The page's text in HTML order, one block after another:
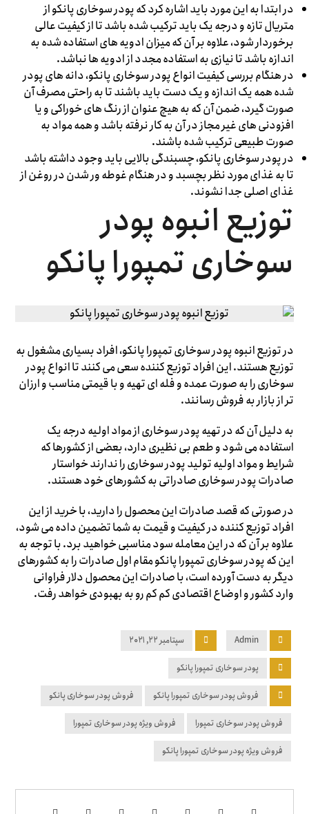
در ابتدا به این مورد باید اشاره کرد که پودر سوخاری پانکو از
متریال تازه و درجه یک باید ترکیب شده باشد تا از کیفیت عالی
برخوردار شود، علاوه بر آن که میزان ادویه های استفاده شده به
اندازه باشد تا نیازی به استفاده مجدد از ادویه ها نباشد.
در هنگام بررسی کیفیت انواع پودر سوخاری پانکو، دانه های پودر
شده همه یک اندازه و یک دست باید باشند تا به راحتی مصرف آن
صورت گیرد، ضمن آن که به هیچ عنوان از رنگ های خوراکی و یا
افزودنی های غیر مجاز در آن به کار نرفته باشد و همه مواد به
صورت طبیعی ترکیب شده باشند.
در پودر سوخاری پانکو، چسبندگی بالایی باید وجود داشته باشد
تا به غذای مورد نظر بچسبد و در هنگام غوطه ور شدن در روغن از
غذای اصلی جدا نشوند.
توزیع انبوه پودر
سوخاری تمپورا پانکو
در توزیع انبوه پودر سوخاری تمپورا پانکو، افراد بسیاری مشغول به
توزیع هستند. این افراد توزیع کننده سعی می کنند تا انواع پودر
سوخاری را به صورت عمده و فله ای تهیه و با قیمتی مناسب و ارزان
تر از بازار به فروش رسانند.
به دلیل آن که در تهیه پودر سوخاری از مواد اولیه درجه یک
استفاده می شود و طعم بی نظیری دارد، بعضی از کشورها که
شرایط و مواد اولیه تولید پودر سوخاری را ندارند خواستار
صادرات پودر سوخاری صادراتی به کشورهای خود هستند.
در صورتی که قصد صادرات این محصول را دارید، با خرید از این
افراد توزیع کننده در کیفیت و قیمت به شما تضمین داده می شود،
علاوه بر آن که در این معامله سود مناسبی خواهید برد. با توجه به
این که پودر سوخاری تمپورا پانکو مقام اول صادرات را به کشورهای
دیگر به دست آورده است، با صادرات این محصول دلار فراوانی
وارد کشور و اوضاع اقتصادی کم کم رو به بهبودی خواهد رفت.
Admin سپتامبر ۲۲, ۲۰۲۱
پودر سوخاری تمپورا پانکو
فروش پودر سوخاری تمپورا پانکو فروش پودر سوخاری پانکو
فروش پودر سوخاری تمپورا فروش ویژه پودر سوخاری تمپورا
فروش ویژه پودر سوخاری تمپورا پانکو